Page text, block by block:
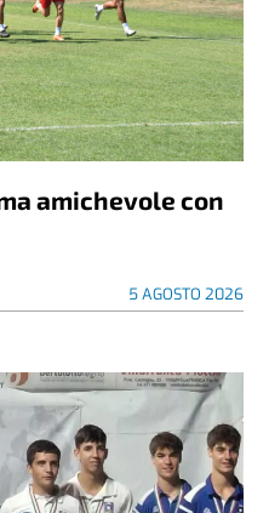
amichevole con
5 AGOSTO 2026